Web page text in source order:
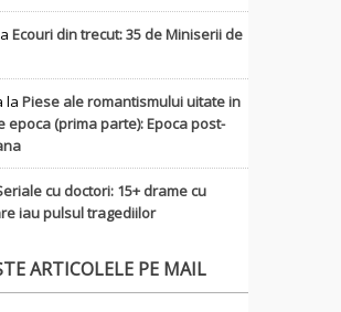
Ecouri din trecut: 35 de Miniserii de
la Piese ale romantismului uitate in
epoca (prima parte): Epoca post-
cu doctori: 15+ drame cu
iau pulsul tragediilor
ARTICOLELE PE MAIL